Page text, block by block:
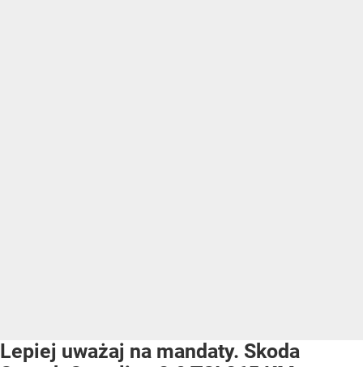
Lepiej uważaj na mandaty. Skoda